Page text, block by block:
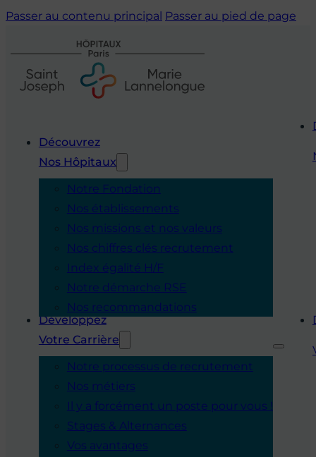
Passer au contenu principal Passer au pied de page
Découvrez
Nos Hôpitaux
Notre Fondation
Nos établissements
Nos missions et nos valeurs
Nos chiffres clés recrutement
Index égalité H/F
Notre démarche RSE
Nos recommandations
Développez
Votre Carrière
Notre processus de recrutement
Nos métiers
Il y a forcément un poste pour vous !
Stages & Alternances
Vos avantages